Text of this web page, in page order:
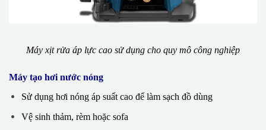
Máy xịt rửa áp lực cao sử dụng cho quy mô công nghiệp
Máy tạo hơi nước nóng
Sử dụng hơi nóng áp suất cao để làm sạch đồ dùng
Vệ sinh thảm, rèm hoặc sofa